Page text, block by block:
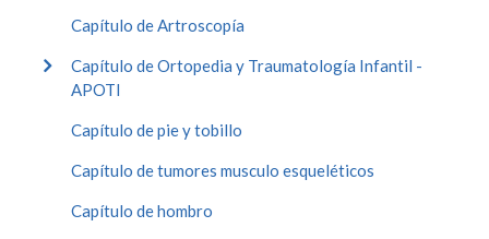
Capítulo de Artroscopía
Capítulo de Ortopedia y Traumatología Infantil -
APOTI
Capítulo de pie y tobillo
Capítulo de tumores musculo esqueléticos
Capítulo de hombro